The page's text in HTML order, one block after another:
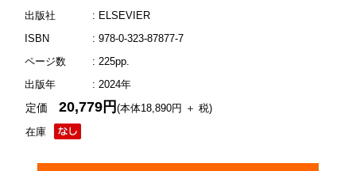
出版社
: ELSEVIER
ISBN
: 978-0-323-87877-7
ページ数
: 225pp.
出版年
: 2024年
在庫
定価20,779円(本体18,890円 ＋ 税)